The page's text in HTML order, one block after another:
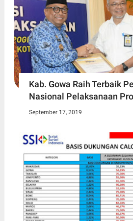
Kab. Gowa Raih Terbaik
Nasional Pelaksanaan
September 17, 2019